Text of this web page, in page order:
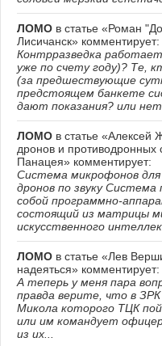
ЛОМО в статье «Роман
Лисичанск» комментирует:
Контрразведка
уже по счету году)? Те,
(за предшествующие
предстоящем банкете
дают показания? или
ЛОМО в статье «Алексей
дронов и противодронных
Панацея» комментирует:
Система микрофонов для
дронов по звуку Система
собой программно-
состоящий из матрицы
искусственного
ЛОМО в статье «Лев
надеяться» комментирует:
А теперь у меня пара
правда верите, что в
Микола которого ТЦК
или им командует
из их...